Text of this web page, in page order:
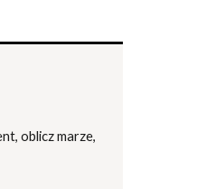
oblicz marze,